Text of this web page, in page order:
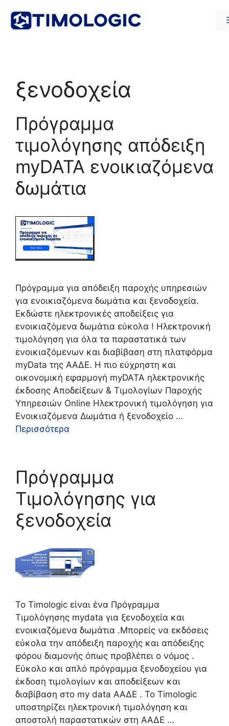
περιεχόμενο
ξενοδοχεία
Πρόγραμμα
τιμολόγησης απόδειξη
myDATA ενοικιαζόμενα
δωμάτια
Πρόγραμμα για απόδειξη παροχής υπηρεσιών
για ενοικιαζόμενα δωμάτια και ξενοδοχεία.
Εκδώστε ηλεκτρονικές αποδείξεις για
ενοικιαζόμενα δωμάτια εύκολα ! Ηλεκτρονική
τιμολόγηση για όλα τα παραστατικά των
ενοικιαζόμενων και διαβίβαση στη πλατφόρμα
myData της ΑΑΔΕ. Η πιο εύχρηστη και
οικονομική εφαρμογή myDATA ηλεκτρονικής
έκδοσης Αποδείξεων & Τιμολογίων Παροχής
Υπηρεσιών Online Ηλεκτρονική τιμολόγηση για
Ενοικιαζόμενα Δωμάτια ή ξενοδοχείο …
Περισσότερα
Πρόγραμμα
Tιμολόγησης για
ξενοδοχεία
Το Timologic είναι ένα Πρόγραμμα
Tιμολόγησης mydata για ξενοδοχεία και
ενοικιαζόμενα δωμάτια .Μπορείς να εκδόσεις
εύκολα την απόδειξη παροχής και απόδειξης
φόρου διαμονής όπως προβλέπει ο νόμος .
Εύκολο και απλό πρόγραμμα ξενοδοχείου για
έκδοση τιμολογίων και αποδείξεων και
διαβίβαση στο my data ΑΑΔΕ . Το Timologic
υποστηρίζει ηλεκτρονική τιμολόγηση και
αποστολή παραστατικών στη ΑΑΔΕ …